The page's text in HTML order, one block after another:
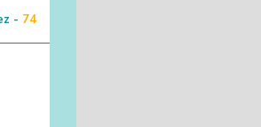
- 74